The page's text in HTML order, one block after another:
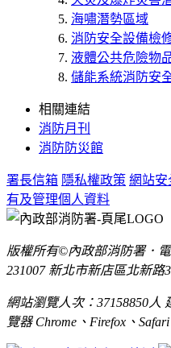
海嘯潛勢區域
消防安全設備檢
液體公共危險物
儲能系統消防安
相關連結
消防月刊
消防防災館
署長信箱 隱私權政策 網站安
有及管理個人資料
版權所有©內政部消防署．電
231007 新北市新店區北新路
網站瀏覽人次：37158850人
覽器 Chrome、Firefox、